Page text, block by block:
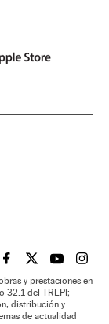
EL PAÍS BRASIL EN
EL PAÍSEL PAÍS
EL
y prestaciones en
32.1 del TRLPI;
distribución y
de actualidad